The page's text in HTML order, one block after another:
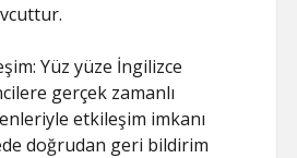
Yüz yüze İngilizce
gerçek zamanlı
etkileşim imkanı
doğrudan geri bildirim